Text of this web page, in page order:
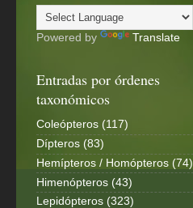
Powered by Translate
Entradas por órdenes
taxonómicos
Coleópteros (117)
Dípteros (83)
Hemípteros / Homópteros (74)
Himenópteros (43)
Lepidópteros (323)